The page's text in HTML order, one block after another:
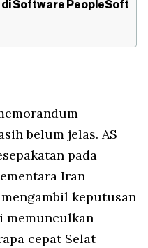
di Software PeopleSoft
belum jelas. AS
pada
Iran
keputusan
memunculkan
cepat Selat